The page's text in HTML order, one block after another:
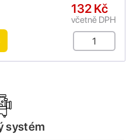
132 Kč
včetně DPH
systém